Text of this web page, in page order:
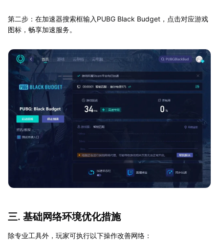
第二步：在加速器搜索框输入PUBG Black Budget，点击对应游戏
图标，畅享加速服务。
三. 基础网络环境优化措施
除专业工具外，玩家可执行以下操作改善网络：